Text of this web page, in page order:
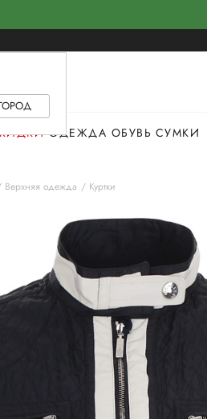
ОДЕЖДА ОБУВЬ СУМКИ
Верхняя одежда Куртки